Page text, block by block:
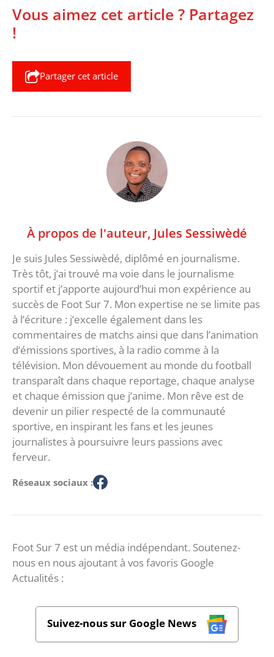
Vous aimez cet article ? Partagez
!
Partager cet article
À propos de l'auteur, Jules Sessiwèdé
Je suis Jules Sessiwèdé, diplômé en journalisme.
Très tôt, j’ai trouvé ma voie dans le journalisme
sportif et j’apporte aujourd’hui mon expérience au
succès de Foot Sur 7. Mon expertise ne se limite pas
à l’écriture : j’excelle également dans les
commentaires de matchs ainsi que dans l’animation
d’émissions sportives, à la radio comme à la
télévision. Mon dévouement au monde du football
transparaît dans chaque reportage, chaque analyse
et chaque émission que j’anime. Mon rêve est de
devenir un pilier respecté de la communauté
sportive, en inspirant les fans et les jeunes
journalistes à poursuivre leurs passions avec
ferveur.
Réseaux sociaux :
Foot Sur 7 est un média indépendant. Soutenez-
nous en nous ajoutant à vos favoris Google
Actualités :
Suivez-nous sur Google News